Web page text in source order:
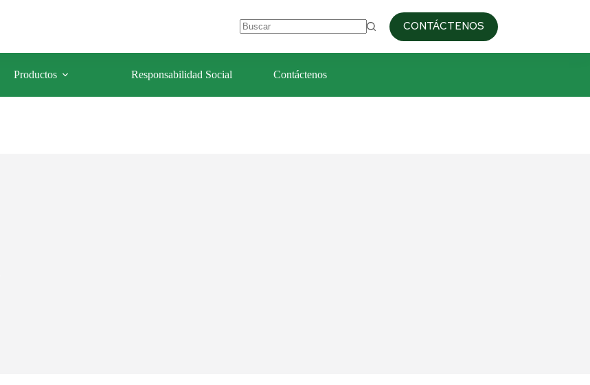
celulaforestal@celulaforestal.com 09:00am / 6:00pm
+51 993 687 103
resultados
CONTÁCTENOS
Productos Responsabilidad Social Contáctenos